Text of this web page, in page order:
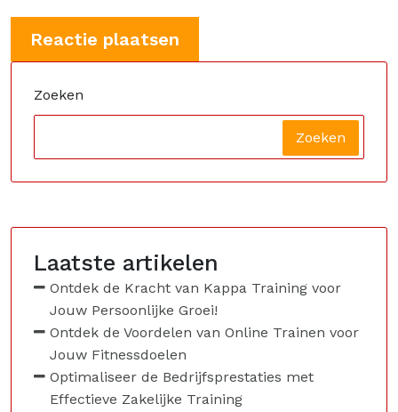
Zoeken
Zoeken
Laatste artikelen
Ontdek de Kracht van Kappa Training voor
Jouw Persoonlijke Groei!
Ontdek de Voordelen van Online Trainen voor
Jouw Fitnessdoelen
Optimaliseer de Bedrijfsprestaties met
Effectieve Zakelijke Training